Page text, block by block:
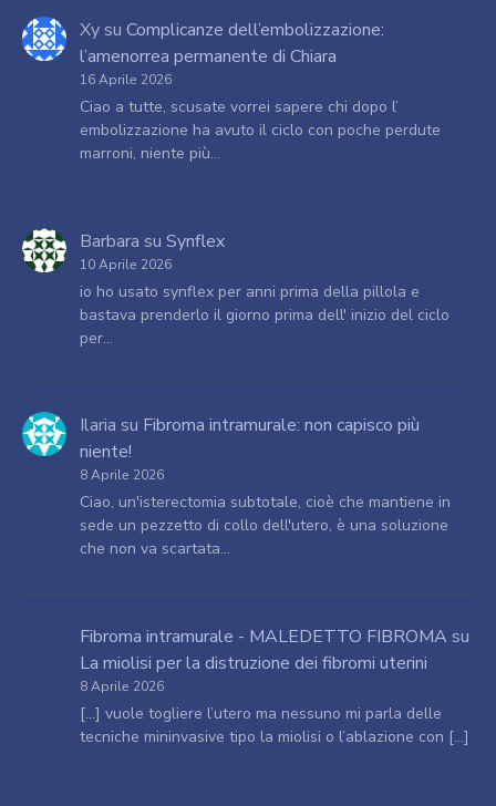
Xysu Complicanze dell’embolizzazione:
l’amenorrea permanente di Chiara
16 Aprile 2026
Ciao a tutte, scusate vorrei sapere chi dopo l’
embolizzazione ha avuto il ciclo con poche perdute
marroni, niente più…
Barbara su Synflex
10 Aprile 2026
io ho usato synflex per anni prima della pillola e
bastava prenderlo il giorno prima dell' inizio del ciclo
per…
Ilaria su Fibroma intramurale: non capisco più
niente!
8 Aprile 2026
Ciao, un'isterectomia subtotale, cioè che mantiene in
sede un pezzetto di collo dell'utero, è una soluzione
che non va scartata…
Fibroma intramurale - MALEDETTO FIBROMA su
La miolisi per la distruzione dei fibromi uterini
8 Aprile 2026
[…] vuole togliere l’utero ma nessuno mi parla delle
tecniche mininvasive tipo la miolisi o l’ablazione con […]